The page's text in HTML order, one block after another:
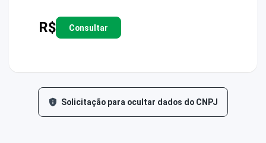
R$ Consultar
Solicitação para ocultar dados do CNPJ